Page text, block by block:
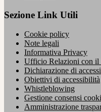
Sezione Link Utili
Cookie policy
Note legali
Informativa Privacy
Ufficio Relazioni con il
Dichiarazione di
Obiettivi di accessibilità
Whistleblowing
Gestione consensi
Amministrazione